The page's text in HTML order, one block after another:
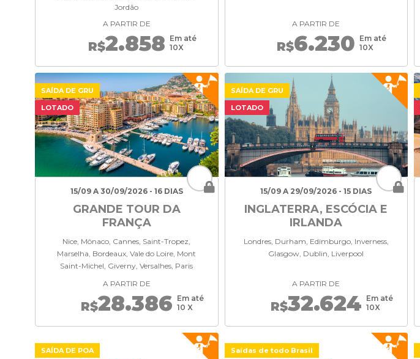
Jordão
A PARTIR DE
R$2.858 Em até
10X
A PARTIR DE
R$6.230 Em até
10X
SAÍDA DE GRU
LOTADO
15/09 A 30/09/2026 - 16 DIAS
GRANDE TOUR DA
FRANÇA
Nice, Mônaco, Cannes, Saint-Tropez,
Marselha, Bordeaux, Vale do Loire, Mont
Saint-Michel, Giverny, Versalhes, Paris
A PARTIR DE
R$28.386 Em até
10 X
SAÍDA DE GRU
LOTADO
15/09 A 29/09/2026 - 15 DIAS
INGLATERRA, ESCÓCIA E
IRLANDA
Londres, Durham, Edimburgo, Inverness,
Glasgow, Dublin, Liverpool
A PARTIR DE
R$32.624 Em até
10X
SAÍDA DE POA
Saídas de todo Brasil